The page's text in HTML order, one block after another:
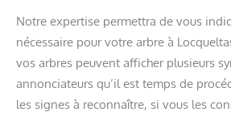
Notre expertise permettra de vous
nécessaire pour votre arbre à
vos arbres peuvent afficher plusieurs
annonciateurs qu’il est temps de
les signes à reconnaître, si vous les